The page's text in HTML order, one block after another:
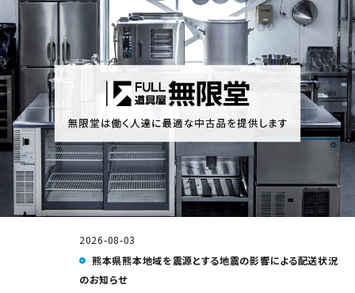
2026-08-03
熊本県熊本地域を震源とする地震の影響による配送状況
のお知らせ